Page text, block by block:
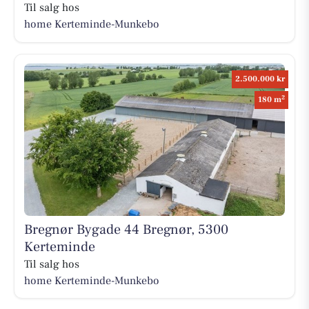
Til salg hos
home Kerteminde-Munkebo
2.500.000 kr
180 m2
Bregnør Bygade 44 Bregnør, 5300
Kerteminde
Til salg hos
home Kerteminde-Munkebo